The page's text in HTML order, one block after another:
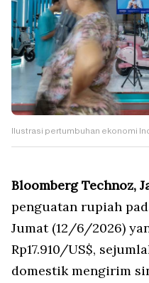
Ilustrasi pertumbuhan ekonomi
Bloomberg Technoz,
penguatan rupiah
Jumat (12/6/2026)
Rp17.910/US$,
domestik mengirim